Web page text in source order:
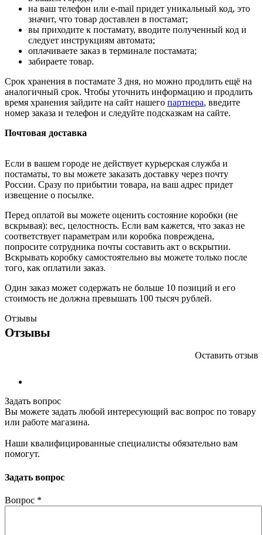
на ваш телефон или e-mail придет уникальный код, это
значит, что товар доставлен в постамат;
вы приходите к постамату, вводите полученный код и
следует инструкциям автомата;
оплачиваете заказ в терминале постамата;
забираете товар.
Срок хранения в постамате 3 дня, но можно продлить ещё на
аналогичный срок. Чтобы уточнить информацию и продлить
время хранения зайдите на сайт нашего партнера, введите
номер заказа и телефон и следуйте подсказкам на сайте.
Почтовая доставка
Если в вашем городе не действует курьерская служба и
постаматы, то вы можете заказать доставку через почту
России. Сразу по прибытии товара, на ваш адрес придет
извещение о посылке.
Перед оплатой вы можете оценить состояние коробки (не
вскрывая): вес, целостность. Если вам кажется, что заказ не
соответствует параметрам или коробка повреждена,
попросите сотрудника почты составить акт о вскрытии.
Вскрывать коробку самостоятельно вы можете только после
того, как оплатили заказ.
Один заказ может содержать не больше 10 позиций и его
стоимость не должна превышать 100 тысяч рублей.
Отзывы
Отзывы
Оставить отзыв
Задать вопрос
Вы можете задать любой интересующий вас вопрос по товару
или работе магазина.
Наши квалифицированные специалисты обязательно вам
помогут.
Задать вопрос
Вопрос *